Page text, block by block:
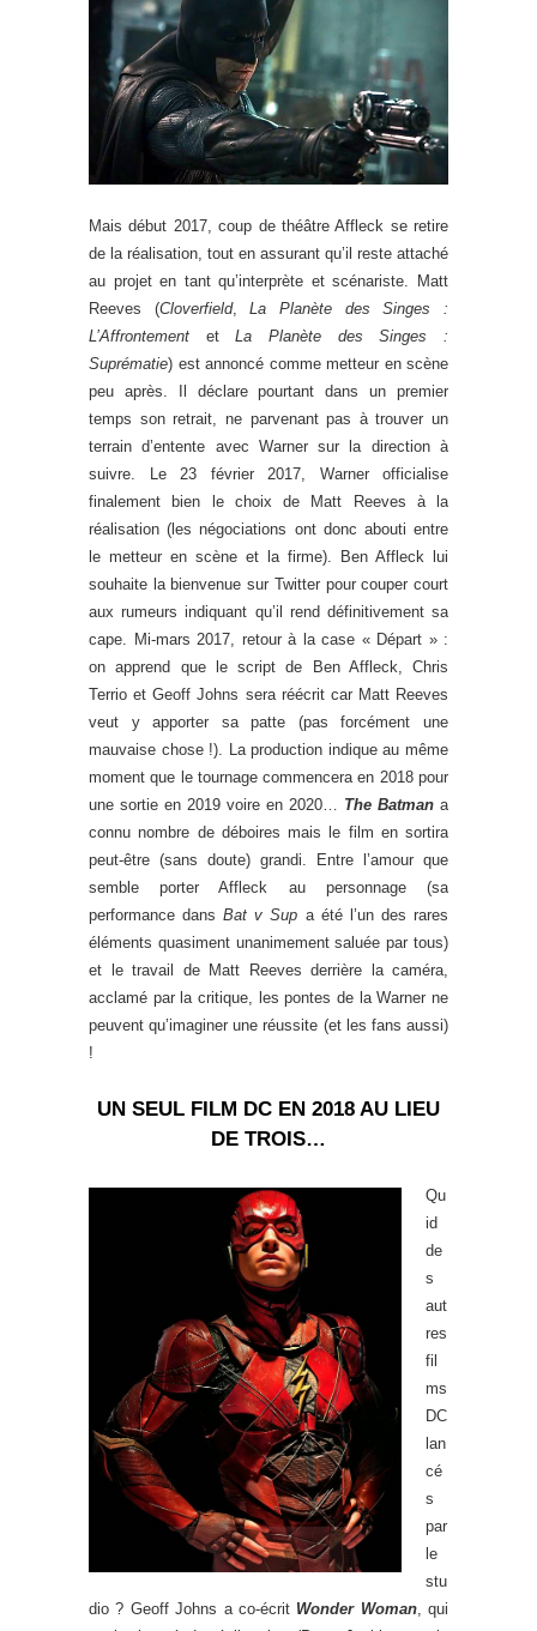
Mais début 2017, coup de théâtre Affleck se retire
de la réalisation, tout en assurant qu’il reste attaché
au projet en tant qu’interprète et scénariste. Matt
Reeves (Cloverfield,La Planète des Singes :
L’Affrontement etLa Planète des Singes :
Suprématie) est annoncé comme metteur en scène
peu après. Il déclare pourtant dans un premier
temps son retrait, ne parvenant pas à trouver un
terrain d’entente avec Warner sur la direction à
suivre. Le 23 février 2017, Warner officialise
finalement bien le choix de Matt Reeves à la
réalisation (les négociations ont donc abouti entre
le metteur en scène et la firme). Ben Affleck lui
souhaite la bienvenue sur Twitter pour couper court
aux rumeurs indiquant qu’il rend définitivement sa
cape. Mi-mars 2017, retour à la case « Départ » :
on apprend que le script de Ben Affleck, Chris
Terrio et Geoff Johns sera réécrit car Matt Reeves
veut y apporter sa patte (pas forcément une
mauvaise chose !). La production indique au même
moment que le tournage commencera en 2018 pour
une sortie en 2019 voire en 2020… The Batman a
connu nombre de déboires mais le film en sortira
peut-être (sans doute) grandi. Entre l’amour que
semble porter Affleck au personnage (sa
performance dansBat v Sup a été l’un des rares
éléments quasiment unanimement saluée par tous)
et le travail de Matt Reeves derrière la caméra,
acclamé par la critique, les pontes de la Warner ne
peuvent qu’imaginer une réussite (et les fans aussi)
!
UN SEUL FILM DC EN 2018 AU LIEU
DE TROIS…
Qu
id
de
s
aut
res
fil
ms
DC
lan
cé
s
par
le
stu
dio ? Geoff Johns a co-écrit Wonder Woman, qui